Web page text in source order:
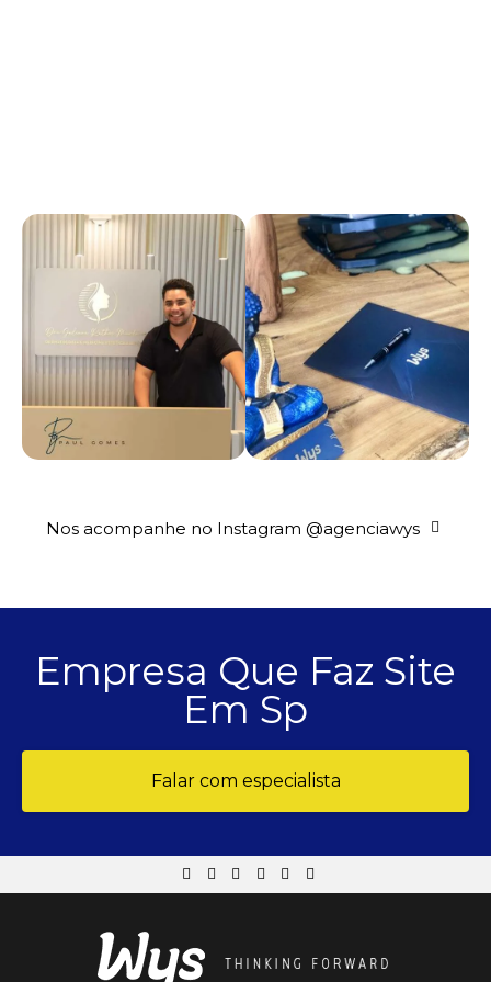
Nos acompanhe no Instagram @agenciawys
Empresa Que Faz Site
Em Sp
Falar com especialista